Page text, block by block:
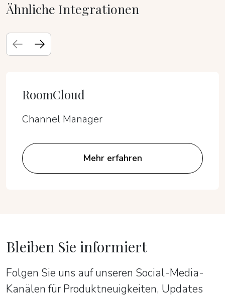
Ähnliche Integrationen
RoomCloud
Channel Manager
Mehr erfahren
Bleiben Sie informiert
Folgen Sie uns auf unseren Social-Media-
Kanälen für Produktneuigkeiten, Updates